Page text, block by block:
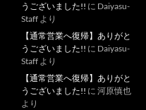
うございました!! に Daiyasu-
Staff より
【通常営業へ復帰】ありがと
うございました!! に Daiyasu-
Staff より
【通常営業へ復帰】ありがと
うございました!! に 河原慎也
より